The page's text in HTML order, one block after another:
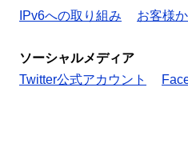
IPv6への取り組み
お客様
ソーシャルメディア
Twitter公式アカウント